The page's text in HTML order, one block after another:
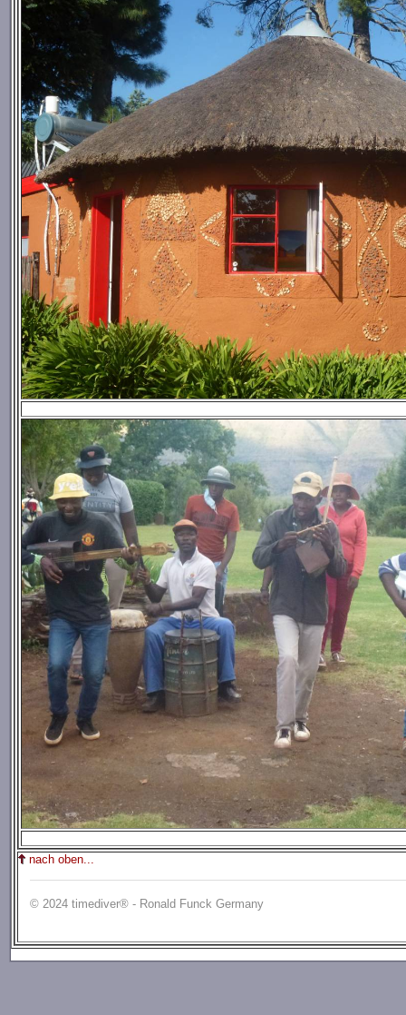
nach oben...
© 2024 timediver® - Ronald Funck Germany